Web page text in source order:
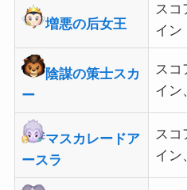
増悪の后女王
スコ
イン
陰謀の策士スカ
ー
スコ
イン
マスカレードア
ースラ
スコ
イン